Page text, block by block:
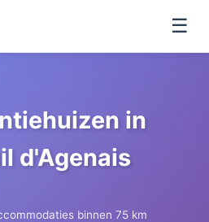
☰
in
d'Agenais
binnen 75 km